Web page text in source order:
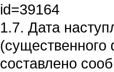
id=39164
1.7. Дата
(существенного
составлено